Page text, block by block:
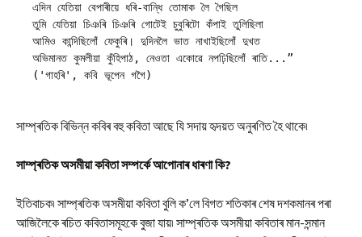
এদিন যেতিয়া বেপাৰীয়ে ধৰি-বান্ধি তোমাক লৈ গৈছিল
তুমি যেতিয়া চিঞৰি চিঞৰি গোটেই চুবুৰিটো কঁপাই তুলিছিলা
আমিও কান্দিছিলোঁ ফেকুৰি। দুদিনলৈ ভাত নাখাইছিলোঁ দুখত
অভিমানত কুমলীয়া কুঁহিপাঠ, নেওতা একোৱে নপঢ়িছিলোঁ ৰাতি...”
('গাহৰি', কবি ভূপেন গগৈ)
সাম্প্ৰতিক বিভিন্ন কবিৰ বহু কবিতা আছে যি সদায় হৃদয়ত অনুৰণিত হৈ থাকে৷
সাম্প্ৰতিকঅসমীয়াকবিতাসম্পৰ্কেআপোনাৰধাৰণাকি?
ইতিবাচক৷ সাম্প্ৰতিক অসমীয়া কবিতা বুলি ক’লে বিগত শতিকাৰ শেষ দশকমানৰ পৰা
আজিলৈকে ৰচিত কবিতাসমূহকে বুজা যায়৷ সাম্প্ৰতিক অসমীয়া কবিতাৰ মান-সন্মান